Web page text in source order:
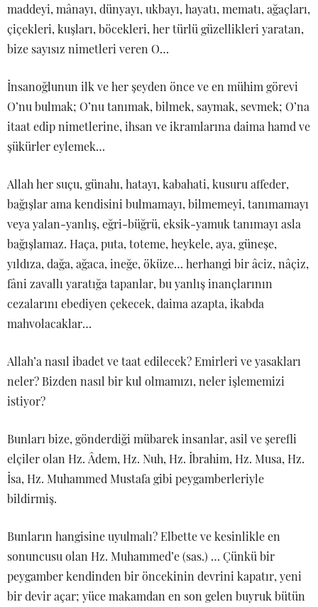
maddeyi, mânayı, dünyayı, ukbayı, hayatı, mematı, ağaçları,
çiçekleri, kuşları, böcekleri, her türlü güzellikleri yaratan,
bize sayısız nimetleri veren O…
İnsanoğlunun ilk ve her şeyden önce ve en mühim görevi
O’nu bulmak; O’nu tanımak, bilmek, saymak, sevmek; O’na
itaat edip nimetlerine, ihsan ve ikramlarına daima hamd ve
şükürler eylemek…
Allah her suçu, günahı, hatayı, kabahati, kusuru affeder,
bağışlar ama kendisini bulmamayı, bilmemeyi, tanımamayı
veya yalan-yanlış, eğri-büğrü, eksik-yamuk tanımayı asla
bağışlamaz. Haça, puta, toteme, heykele, aya, güneşe,
yıldıza, dağa, ağaca, ineğe, öküze… herhangi bir âciz, nâçiz,
fâni zavallı yaratığa tapanlar, bu yanlış inançlarının
cezalarını ebediyen çekecek, daima azapta, ikabda
mahvolacaklar…
Allah’a nasıl ibadet ve taat edilecek? Emirleri ve yasakları
neler? Bizden nasıl bir kul olmamızı, neler işlememizi
istiyor?
Bunları bize, gönderdiği mübarek insanlar, asil ve şerefli
elçiler olan Hz. Âdem, Hz. Nuh, Hz. İbrahim, Hz. Musa, Hz.
İsa, Hz. Muhammed Mustafa gibi peygamberleriyle
bildirmiş.
Bunların hangisine uyulmalı? Elbette ve kesinlikle en
sonuncusu olan Hz. Muhammed’e (sas.) … Çünkü bir
peygamber kendinden bir öncekinin devrini kapatır, yeni
bir devir açar; yüce makamdan en son gelen buyruk bütün